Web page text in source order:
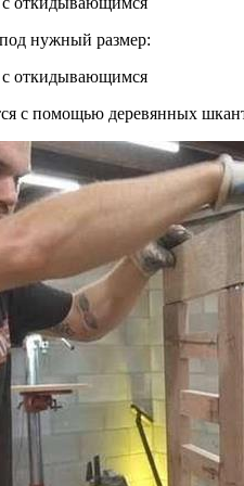
нужный размер:
с помощью деревянных